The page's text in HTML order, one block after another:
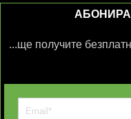
...ще получите